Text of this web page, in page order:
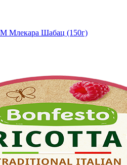
Млекара Шабац (150г)